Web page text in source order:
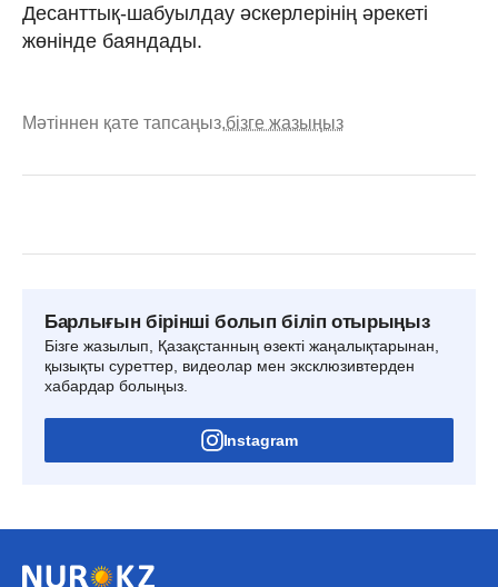
Десанттық-шабуылдау әскерлерінің әрекеті
жөнінде баяндады.
Мәтіннен қате тапсаңыз,бізге жазыңыз
Барлығын бірінші болып біліп отырыңыз
Бізге жазылып, Қазақстанның өзекті жаңалықтарынан,
қызықты суреттер, видеолар мен эксклюзивтерден
хабардар болыңыз.
Instagram